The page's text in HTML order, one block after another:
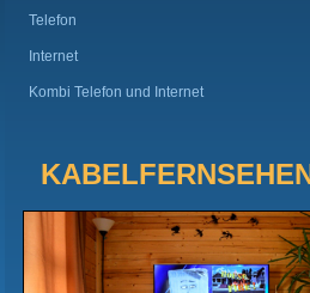
Telefon
Internet
Kombi Telefon und Internet